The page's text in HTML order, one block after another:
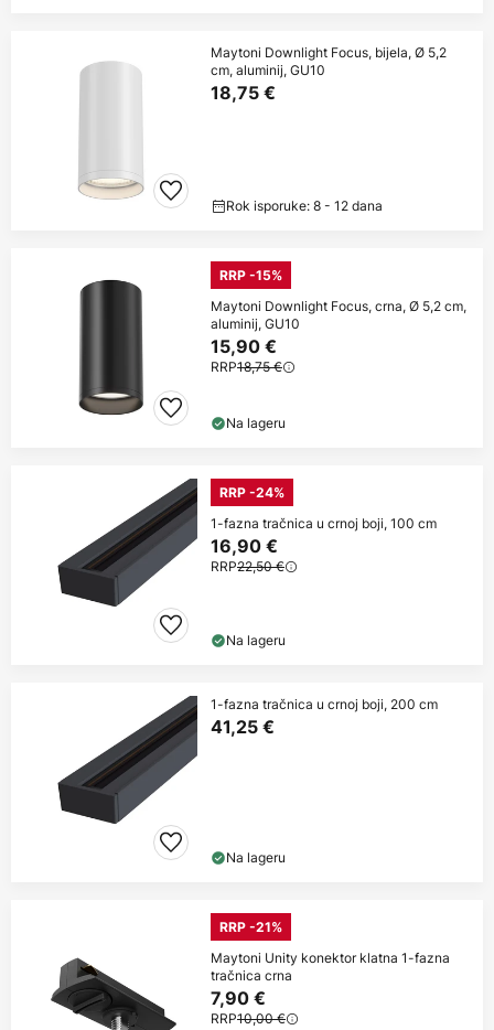
Maytoni Downlight Focus, bijela, Ø 5,2
cm, aluminij, GU10
18,75 €
Rok isporuke: 8 - 12 dana
RRP -15%
Maytoni Downlight Focus, crna, Ø 5,2 cm,
aluminij, GU10
15,90 €
RRP18,75 €
Na lageru
RRP -24%
1-fazna tračnica u crnoj boji, 100 cm
16,90 €
RRP22,50 €
Na lageru
1-fazna tračnica u crnoj boji, 200 cm
41,25 €
Na lageru
RRP -21%
Maytoni Unity konektor klatna 1-fazna
tračnica crna
7,90 €
RRP10,00 €